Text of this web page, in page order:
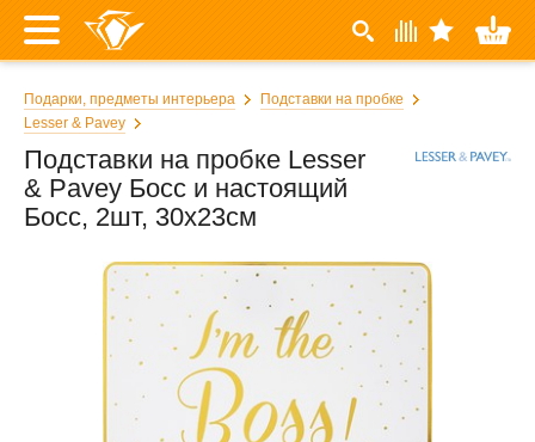
Подарки, предметы интерьера
Подставки на пробке
Lesser & Pavey
Подставки на пробке Lesser
& Pavey Босс и настоящий
Босс, 2шт, 30x23см